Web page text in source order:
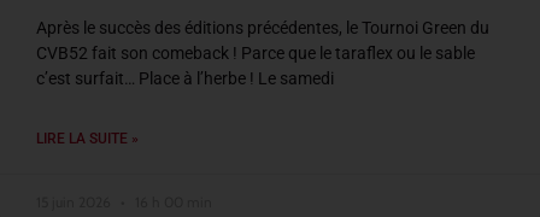
Après le succès des éditions précédentes, le Tournoi Green du
CVB52 fait son comeback ! Parce que le taraflex ou le sable
c’est surfait… Place à l’herbe ! Le samedi
LIRE LA SUITE »